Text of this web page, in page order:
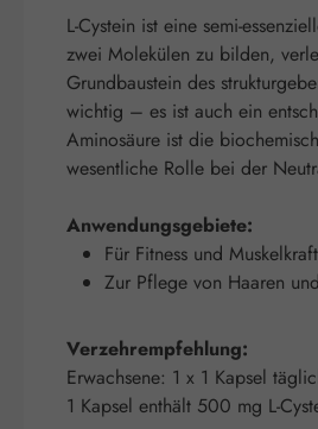
L-Cystein ist eine semi-
zwei Molekülen zu bilden,
Grundbaustein des
wichtig – es ist auch ein
Aminosäure ist die
wesentliche Rolle bei der
Anwendungsgebiete:
Für Fitness und Muskelkraft
Zur Pflege von Haaren
Verzehrempfehlung:
Erwachsene: 1 x 1 Kapsel
1 Kapsel enthält 500 mg L-